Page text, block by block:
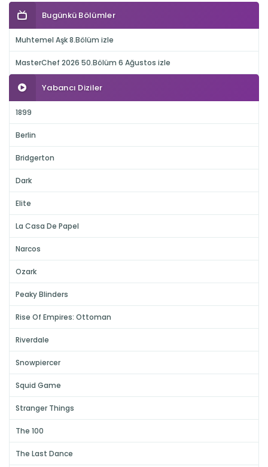
Bugünkü Bölümler
Muhtemel Aşk 8.Bölüm izle
MasterChef 2026 50.Bölüm 6 Ağustos izle
Yabancı Diziler
1899
Berlin
Bridgerton
Dark
Elite
La Casa De Papel
Narcos
Ozark
Peaky Blinders
Rise Of Empires: Ottoman
Riverdale
Snowpiercer
Squid Game
Stranger Things
The 100
The Last Dance